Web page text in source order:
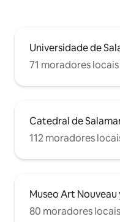
Universidade de
71 moradores
Catedral de
112 moradores
Museo Art
80 moradores